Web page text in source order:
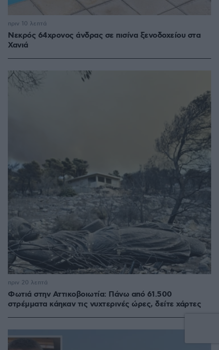
Νεκρός 64χρονος άνδρας σε πισίνα ξενοδοχείου στα
Χανιά
πριν 10 λεπτά
Φωτιά στην Αττικοβοιωτία: Πάνω από 61.500
στρέμματα κάηκαν τις νυχτερινές ώρες, δείτε χάρτες
πριν 20 λεπτά